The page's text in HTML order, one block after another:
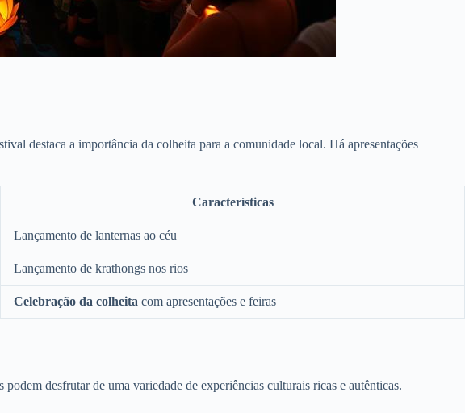
destaca a importância da colheita para a comunidade local. Há apresentações
Características
Lançamento de lanternas ao céu
Lançamento de krathongs nos rios
Celebração da colheita com apresentações e feiras
desfrutar de uma variedade de experiências culturais ricas e autênticas.